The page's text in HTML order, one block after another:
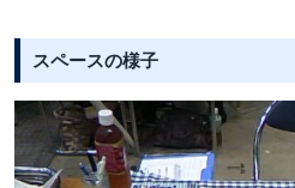
スペースの様子